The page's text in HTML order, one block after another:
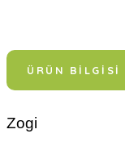
ÜRÜN BILGISI
Zogi